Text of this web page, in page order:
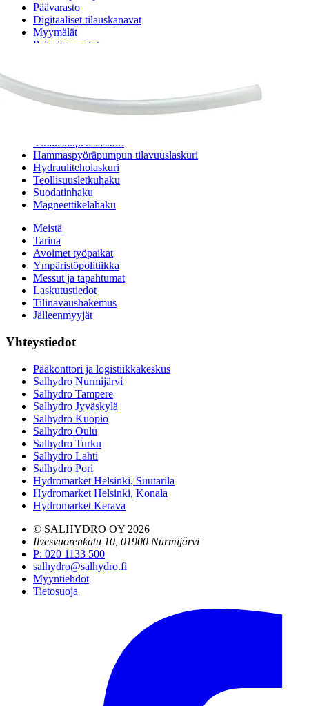
Päävarasto
Digitaaliset tilauskanavat
Myymälät
Palveluvarastot
Tekninen tuki
Virtausnopeuslaskuri
Hammaspyöräpumpun tilavuuslaskuri
Hydrauliteholaskuri
Teollisuusletkuhaku
Suodatinhaku
Magneettikelahaku
Meistä
Tarina
Avoimet työpaikat
Ympäristöpolitiikka
Messut ja tapahtumat
Laskutustiedot
Tilinavaushakemus
Jälleenmyyjät
Yhteystiedot
Pääkonttori ja logistiikkakeskus
Salhydro Nurmijärvi
Salhydro Tampere
Salhydro Jyväskylä
Salhydro Kuopio
Salhydro Oulu
Salhydro Turku
Salhydro Lahti
Salhydro Pori
Hydromarket Helsinki, Suutarila
Hydromarket Helsinki, Konala
Hydromarket Kerava
© SALHYDRO OY 2026
Ilvesvuorenkatu 10, 01900 Nurmijärvi
P: 020 1133 500
salhydro@salhydro.fi
Myyntiehdot
Tietosuoja